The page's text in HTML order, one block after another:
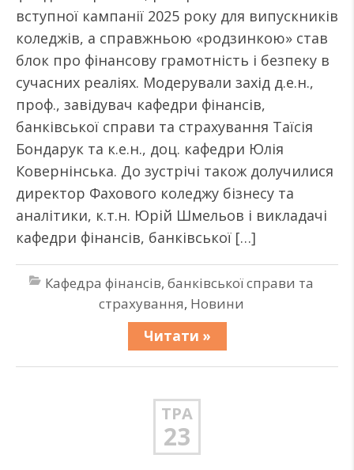
вступної кампанії 2025 року для випускників
коледжів, а справжньою «родзинкою» став
блок про фінансову грамотність і безпеку в
сучасних реаліях. Модерували захід д.е.н.,
проф., завідувач кафедри фінансів,
банківської справи та страхування Таїсія
Бондарук та к.е.н., доц. кафедри Юлія
Ковернінська. До зустрічі також долучилися
директор Фахового коледжу бізнесу та
аналітики, к.т.н. Юрій Шмельов і викладачі
кафедри фінансів, банківської […]
Кафедра фінансів, банківської справи та
страхування, Новини
Читати »
ТРА
23